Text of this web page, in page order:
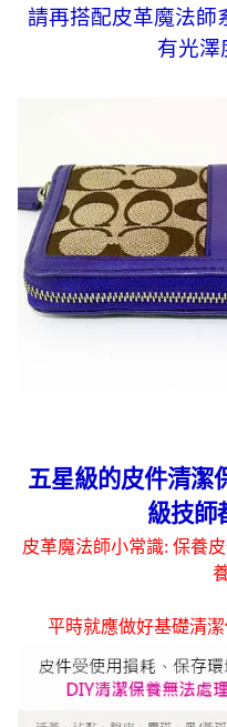
請再搭配皮革魔法師
有光澤
五星級的皮件清潔
級技師
皮革魔法師小常識: 保養
平時就應做好基礎清